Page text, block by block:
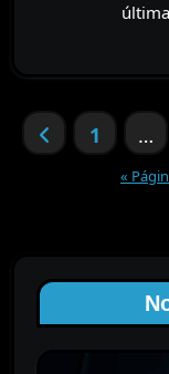
Paginación
de
1 …
«